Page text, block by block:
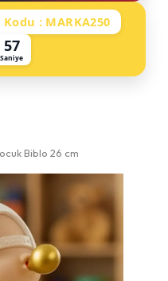
: MARKA250
57
Saniye
Biblo 26 cm